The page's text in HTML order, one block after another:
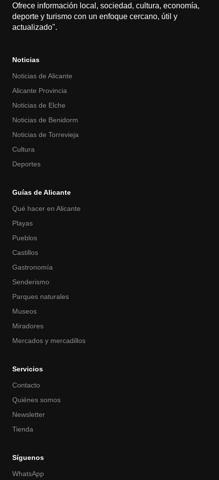
Ofrece información local, sociedad, cultura, economía,
deporte y turismo con un enfoque cercano, útil y
actualizado".
Noticias
Noticias de Alicante
Alicante Provincia
Noticias de Elche
Noticias de Benidorm
Noticias de Torrevieja
Cultura
Deportes
Guías de Alicante
Qué hacer en Alicante
Playas
Pueblos
Castillos
Gastronomía
Senderismo
Parques naturales
Museos
Miradores
Mercados y mercadillos
Servicios
Contacto
Quiénes somos
Newsletter
Tienda
Síguenos
WhatsApp